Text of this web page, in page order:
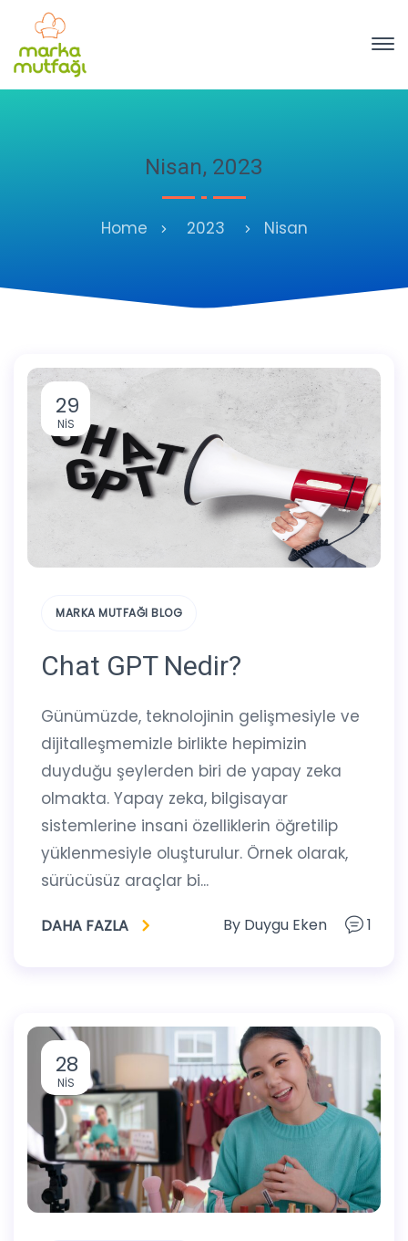
Nisan, 2023
Home 2023 Nisan
29
NIS
MARKA MUTFAĞI BLOG
Chat GPT Nedir?
Günümüzde, teknolojinin gelişmesiyle ve
dijitalleşmemizle birlikte hepimizin
duyduğu şeylerden biri de yapay zeka
olmakta. Yapay zeka, bilgisayar
sistemlerine insani özelliklerin öğretilip
yüklenmesiyle oluşturulur. Örnek olarak,
sürücüsüz araçlar bi...
DAHA FAZLA By Duygu Eken 1
28
NIS